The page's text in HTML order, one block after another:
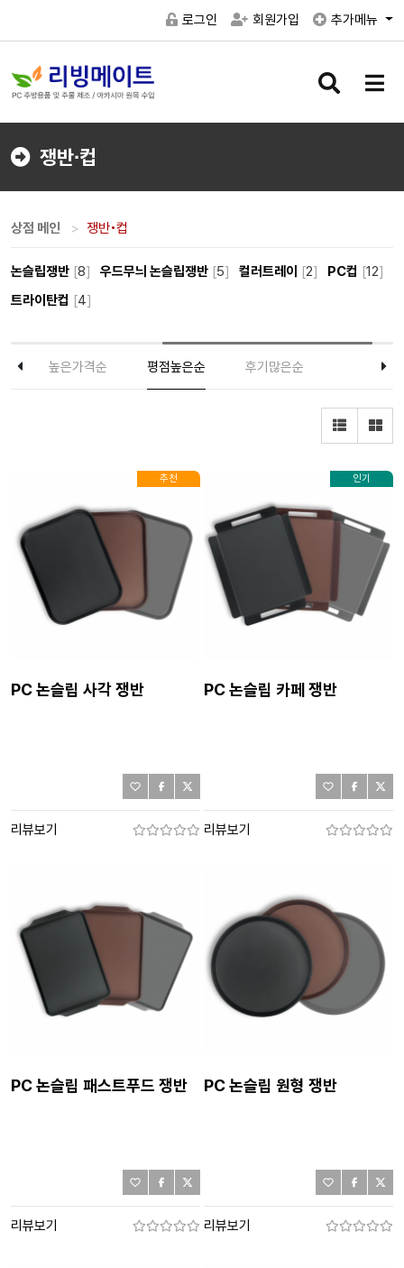
로그인 회원가입 추가메뉴
검
버
메
버
쟁반∙컵
상점 메인 쟁반•컵
논슬립쟁반 [8] 우드무늬 논슬립쟁반 [5] 컬러트레이 [2] PC컵 [12]
트라이탄컵 [4]
높은가격순 평점높은순 후기많은순
추천
PC 논슬립 사각 쟁반
리뷰보기
인기
PC 논슬립 카페 쟁반
리뷰보기
PC 논슬립 패스트푸드 쟁반
리뷰보기
PC 논슬립 원형 쟁반
리뷰보기